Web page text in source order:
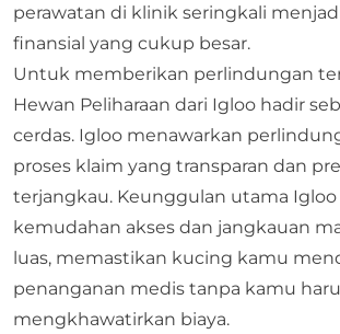
perawatan di klinik seringkali
finansial yang cukup besar.
Untuk memberikan perlindungan
Hewan Peliharaan dari Igloo hadir
cerdas. Igloo menawarkan
proses klaim yang transparan dan
terjangkau. Keunggulan utama
kemudahan akses dan jangkauan
luas, memastikan kucing kamu
penanganan medis tanpa kamu
mengkhawatirkan biaya.